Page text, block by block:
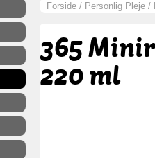
Forside / Personlig Pleje /
365
220 ml